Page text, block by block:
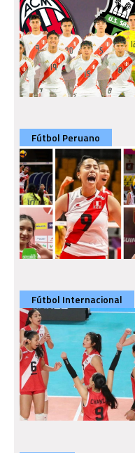
Fútbol Peruano
Fútbol Internacional